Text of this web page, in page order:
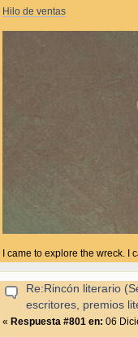
Hilo de ventas
I came to explore the wreck.
Re:Rincón literario
escritores, premios
« Respuesta #801 en: 06